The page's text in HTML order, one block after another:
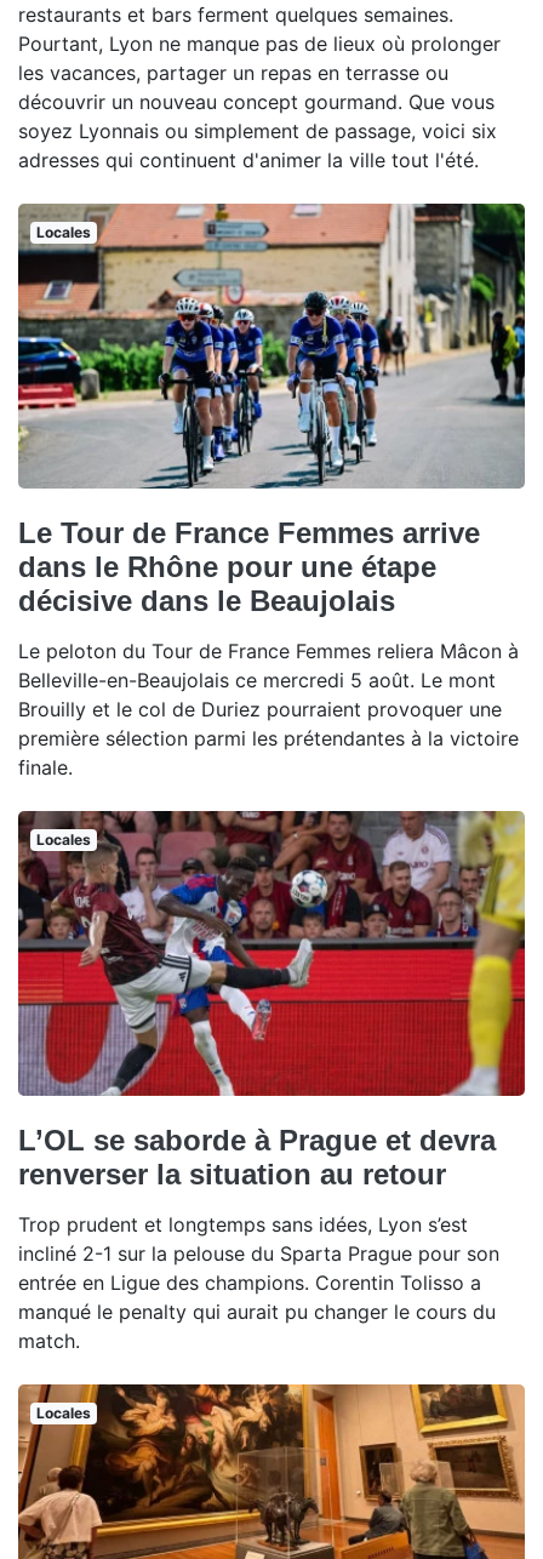
restaurants et bars ferment quelques semaines.
Pourtant, Lyon ne manque pas de lieux où prolonger
les vacances, partager un repas en terrasse ou
découvrir un nouveau concept gourmand. Que vous
soyez Lyonnais ou simplement de passage, voici six
adresses qui continuent d'animer la ville tout l'été.
Locales
Le Tour de France Femmes arrive
dans le Rhône pour une étape
décisive dans le Beaujolais
Le peloton du Tour de France Femmes reliera Mâcon à
Belleville-en-Beaujolais ce mercredi 5 août. Le mont
Brouilly et le col de Duriez pourraient provoquer une
première sélection parmi les prétendantes à la victoire
finale.
Locales
L’OL se saborde à Prague et devra
renverser la situation au retour
Trop prudent et longtemps sans idées, Lyon s’est
incliné 2-1 sur la pelouse du Sparta Prague pour son
entrée en Ligue des champions. Corentin Tolisso a
manqué le penalty qui aurait pu changer le cours du
match.
Locales